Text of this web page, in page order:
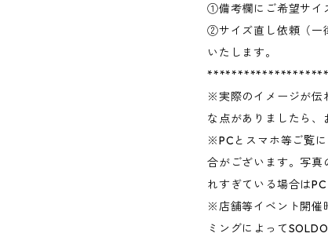
①備考欄にご希望サイ
②サイズ直し依頼（一
いたします。
※実際のイメージが伝
な点がありましたら、
※PCとスマホ等ご覧
合がございます。写
れすぎている場合は
※店舗等イベント開催
ミングによって